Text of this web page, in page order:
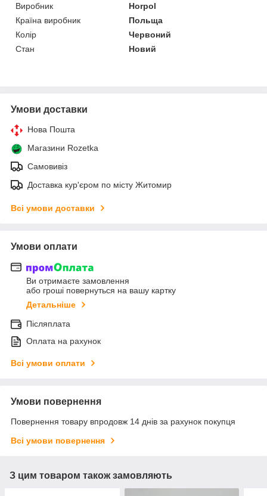
Виробник
Horpol
Країна виробник
Польща
Колір
Червоний
Стан
Новий
Умови доставки
Нова Пошта
Магазини Rozetka
Самовивіз
Доставка кур'єром по місту Житомир
Всі умови доставки
Умови оплати
Ви отримаєте замовлення
або гроші повернуться на вашу картку
Детальніше
Післяплата
Оплата на рахунок
Всі умови оплати
Умови повернення
Повернення товару впродовж 14 днів за рахунок покупця
Всі умови повернення
З цим товаром також замовляють